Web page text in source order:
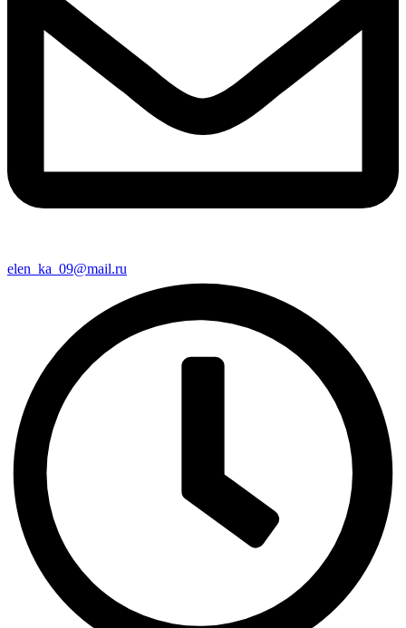
elen_ka_09@mail.ru